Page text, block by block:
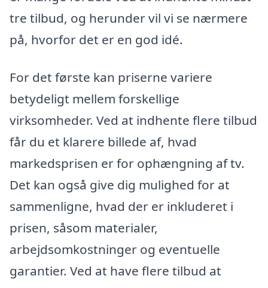
tre tilbud, og herunder vil vi se nærmere
på, hvorfor det er en god idé.
For det første kan priserne variere
betydeligt mellem forskellige
virksomheder. Ved at indhente flere tilbud
får du et klarere billede af, hvad
markedsprisen er for ophængning af tv.
Det kan også give dig mulighed for at
sammenligne, hvad der er inkluderet i
prisen, såsom materialer,
arbejdsomkostninger og eventuelle
garantier. Ved at have flere tilbud at